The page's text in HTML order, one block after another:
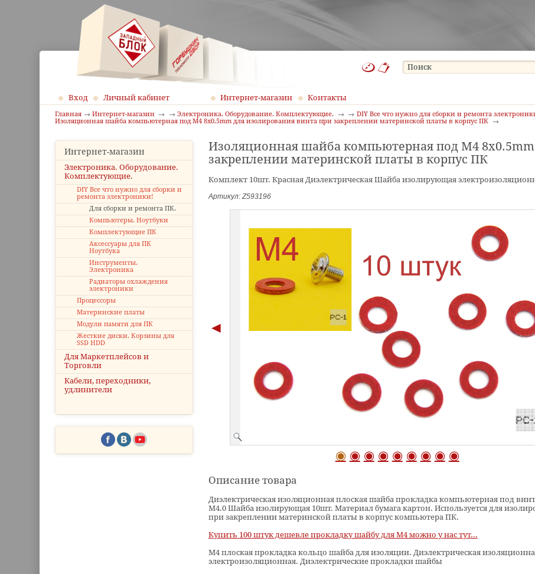
Вход Личный кабинет Интернет-магазин Контакты
Главная Интернет-магазин Электроника. Оборудование. Комплектующие. DIY Все что нужно для сборки и ремонта
Изоляционная шайба компьютерная под М4 8x0.5mm для изолирования винта при закреплении материнской платы в корпус ПК
Интернет-магазин
Электроника. Оборудование.
Комплектующие.
DIY Все что нужно для сборки и
ремонта электроники!
Для сборки и ремонта ПК.
Компьютеры. Ноутбуки
Комплектующие ПК
Аксессуары для ПК
Ноутбука
Инструменты.
Электроника
Радиаторы охлаждения
электроники
Процессоры
Материнские платы
Модули памяти для ПК
Жесткие диски. Корзины для
SSD HDD
Для Маркетплейсов и
Торговли
Кабели, переходники,
удлинители
Изоляционная шайба компьютерная под М4
закреплении материнской платы в корпус ПК
Комплект 10шт. Красная Диэлектрическая Шайба изолирующая
Артикул: Z593196
Описание товара
Диэлектрическая изоляционная плоская шайба прокладка компьютерная под винт
М4.0 Шайба изолирующая 10шт. Материал бумага картон. Используется для
при закреплении материнской платы в корпус компьютера ПК.
Купить 100 штук дешевле прокладку шайбу для M4 можно у нас тут...
M4 плоская прокладка кольцо шайба для изоляции. Диэлектрическая
электроизоляционная. Диэлектрические прокладки шайбы